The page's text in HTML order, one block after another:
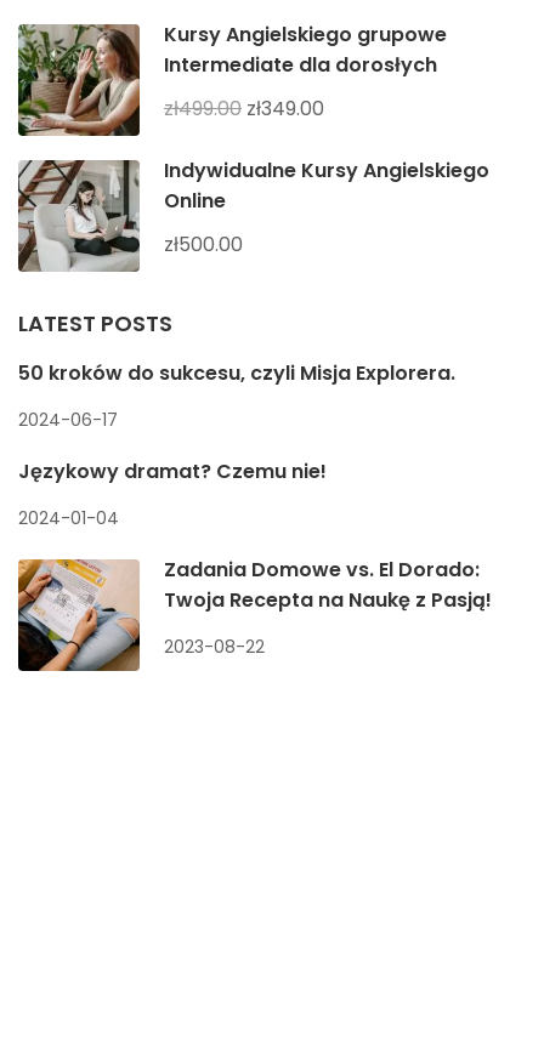
Kursy Angielskiego grupowe
Intermediate dla dorosłych
zł499.00 zł349.00
Indywidualne Kursy Angielskiego
Online
zł500.00
LATEST POSTS
50 kroków do sukcesu, czyli Misja Explorera.
2024-06-17
Językowy dramat? Czemu nie!
2024-01-04
Zadania Domowe vs. El Dorado:
Twoja Recepta na Naukę z Pasją!
2023-08-22